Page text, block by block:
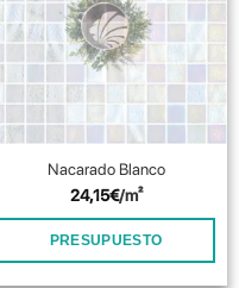
Nacarado Blanco
24,15€/m²
PRESUPUESTO